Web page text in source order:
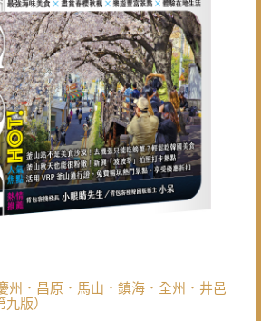
州．昌原．馬山．鎮海．全州．井邑
版）